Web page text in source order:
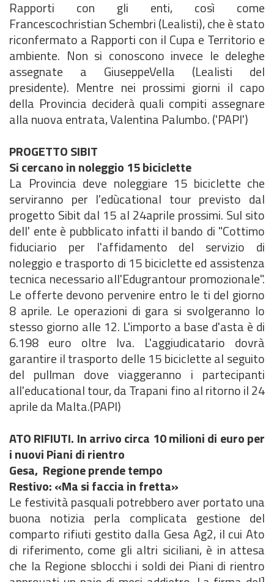
Rapporti con gli enti, così come
Francescochristian Schembri (Lealisti), che è stato
riconfermato a Rapporti con il Cupa e Territorio e
ambiente. Non si conoscono invece le deleghe
assegnate a GiuseppeVella (Lealisti del
presidente). Mentre nei prossimi giorni il capo
della Provincia deciderà quali compiti assegnare
alla nuova entrata, Valentina Palumbo. ('PAPI')
PROGETTO SIBIT
Si cercano in noleggio 15 biciclette
La Provincia deve noleggiare 15 biciclette che
serviranno per l'edùcational tour previsto dal
progetto Sibit dal 15 al 24aprile prossimi. Sul sito
dell' ente è pubblicato infatti il bando di "Cottimo
fiduciario per l'affidamento del servizio di
noleggio e trasporto di 15 biciclette ed assistenza
tecnica necessario all'Edugrantour promozionale".
Le offerte devono pervenire entro le ti del giorno
8 aprile. Le operazioni di gara si svolgeranno lo
stesso giorno alle 12. L'importo a base d'asta è di
6.198 euro oltre Iva. L'aggiudicatario dovrà
garantire il trasporto delle 15 biciclette al seguito
del pullman dove viaggeranno i partecipanti
all'educational tour, da Trapani fino al ritorno il 24
aprile da Malta.(PAPI)
ATO RIFIUTI. In arrivo circa 10 milioni di euro per
i nuovi Piani di rientro
Gesa, Regione prende tempo
Restivo: «Ma si faccia in fretta»
Le festività pasquali potrebbero aver portato una
buona notizia perla complicata gestione del
comparto rifiuti gestito dalla Gesa Ag2, il cui Ato
di riferimento, come gli altri siciliani, è in attesa
che la Regione sblocchi i soldi dei Piani di rientro